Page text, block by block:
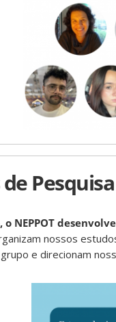
Pesquisa
NEPPOT
nossos
e direcionam